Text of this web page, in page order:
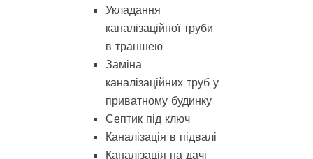
Укладання
каналізаційної труби
в траншею
Заміна
каналізаційних труб у
приватному будинку
Септик під ключ
Каналізація в підвалі
Каналізація на дачі